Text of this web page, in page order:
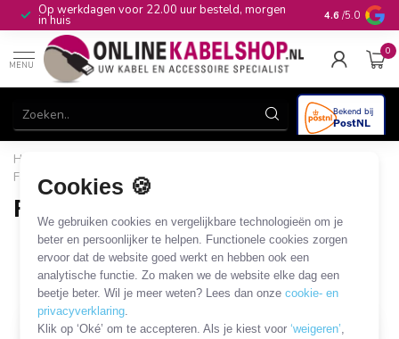
Cookies 🍪
We gebruiken cookies en vergelijkbare technologieën om je
beter en persoonlijker te helpen. Functionele cookies zorgen
ervoor dat de website goed werkt en hebben ook een
analytische functie. Zo maken we de website elke dag een
beetje beter. Wil je meer weten? Lees dan onzecookie- en
privacyverklaring.
Klik op ‘Oké’ om te accepteren. Als je kiest voor‘weigeren’,
Op werkdagen voor 22.00 uur besteld, morgen
in huis 10+jaar
4.6 /5.0
MENU
0
Home
Fakra coaxkabels en adapters
Fakra - SMB kabels en adapters
6 PRODUCTEN
Filters SORTEER OP